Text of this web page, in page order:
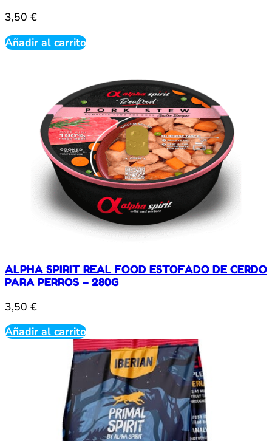
3,50 €
Añadir al carrito
ALPHA SPIRIT REAL FOOD ESTOFADO DE CERDO
PARA PERROS – 280G
3,50 €
Añadir al carrito